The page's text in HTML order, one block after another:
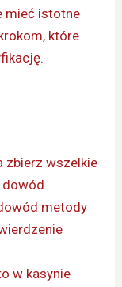
mieć istotne
które
zbierz wszelkie
dowód
metody
w kasynie